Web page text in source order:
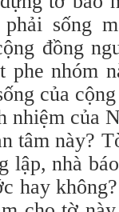
sống
đồng
phe nhóm
của
nhiệm của
tâm này?
lập, nhà
hay